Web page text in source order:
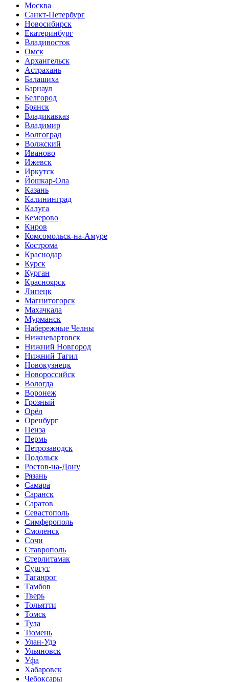
Москва
Санкт-Петербург
Новосибирск
Екатеринбург
Владивосток
Омск
Архангельск
Астрахань
Балашиха
Барнаул
Белгород
Брянск
Владикавказ
Владимир
Волгоград
Волжский
Иваново
Ижевск
Иркутск
Йошкар-Ола
Казань
Калининград
Калуга
Кемерово
Киров
Комсомольск-на-Амуре
Кострома
Краснодар
Курск
Курган
Красноярск
Липецк
Магнитогорск
Махачкала
Мурманск
Набережные Челны
Нижневартовск
Нижний Новгород
Нижний Тагил
Новокузнецк
Новороссийск
Вологда
Воронеж
Грозный
Орёл
Оренбург
Пенза
Пермь
Петрозаводск
Подольск
Ростов-на-Дону
Рязань
Самара
Саранск
Саратов
Севастополь
Симферополь
Смоленск
Сочи
Ставрополь
Стерлитамак
Сургут
Таганрог
Тамбов
Тверь
Тольятти
Томск
Тула
Тюмень
Улан-Удэ
Ульяновск
Уфа
Хабаровск
Чебоксары